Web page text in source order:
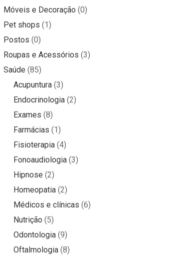
Móveis e Decoração (0)
Pet shops (1)
Postos (0)
Roupas e Acessórios (3)
Saúde (85)
Acupuntura(3)
Endocrinologia(2)
Exames (8)
Farmácias (1)
Fisioterapia(4)
Fonoaudiologia(3)
Hipnose (2)
Homeopatia(2)
Médicos e clínicas (6)
Nutrição (5)
Odontologia(9)
Oftalmologia(8)